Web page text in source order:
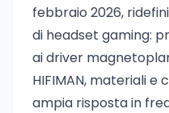
febbraio 2026,
di headset gaming:
ai driver
HIFIMAN, materiali e
ampia risposta in